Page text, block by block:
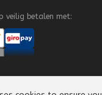
veilig betalen met: